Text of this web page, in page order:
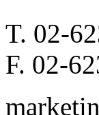
T. 02-
F. 02-